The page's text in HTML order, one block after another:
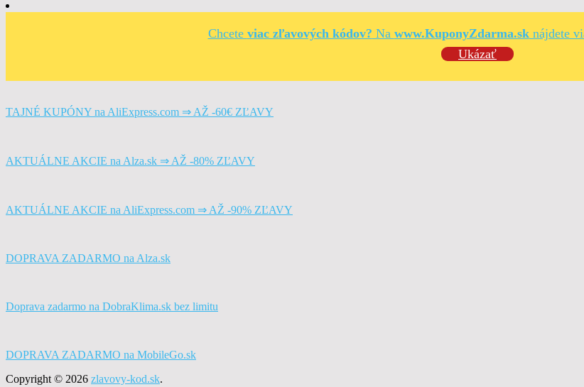
Chcete viac zľavových kódov? Na www.KuponyZdarma.sknájdete
Ukázať
TAJNÉ KUPÓNY na AliExpress.com ⇒ AŽ -60€ ZĽAVY
AKTUÁLNE AKCIE na Alza.sk ⇒ AŽ -80% ZĽAVY
AKTUÁLNE AKCIE na AliExpress.com ⇒ AŽ -90% ZĽAVY
DOPRAVA ZADARMO na Alza.sk
Doprava zadarmo na DobraKlima.sk bez limitu
DOPRAVA ZADARMO na MobileGo.sk
Copyright © 2026 zlavovy-kod.sk.